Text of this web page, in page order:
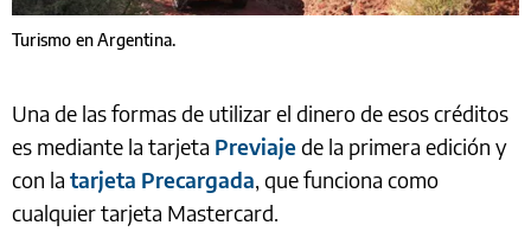
Turismo en Argentina.
Una de las formas de utilizar el dinero de esos créditos
es mediante la tarjeta Previajede la primera edición y
con la tarjeta Precargada, que funciona como
cualquier tarjeta Mastercard.